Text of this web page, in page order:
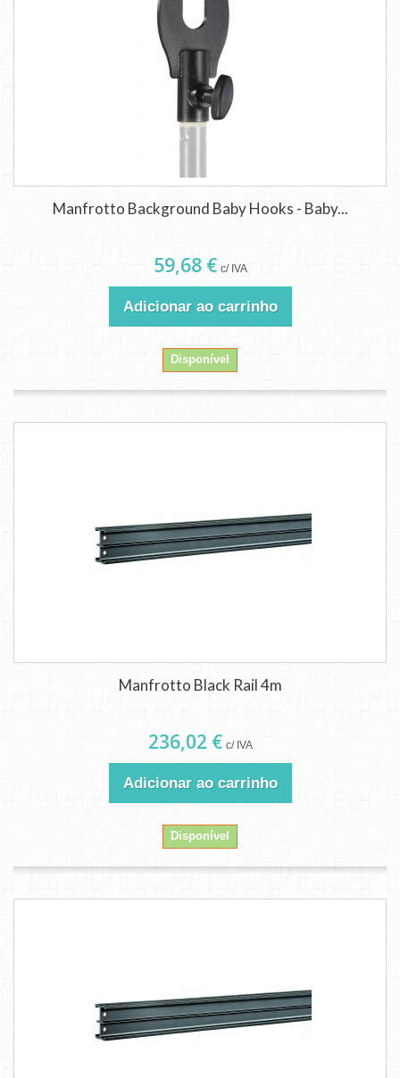
Manfrotto Background Baby Hooks - Baby...
59,68 € c/ IVA
Adicionar ao carrinho
Disponível
Manfrotto Black Rail 4m
236,02 € c/ IVA
Adicionar ao carrinho
Disponível